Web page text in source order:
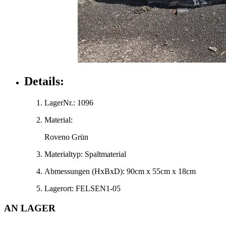
Details:
LagerNr.: 1096
Material:
Roveno Grün
Materialtyp: Spaltmaterial
Abmessungen (HxBxD): 90cm x 55cm x 18cm
Lagerort: FELSEN1-05
AN LAGER